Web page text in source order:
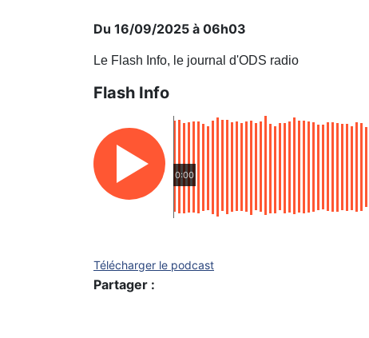
Du 16/09/2025 à 06h03
Le Flash Info, le journal d'ODS radio
Flash Info
0:00
Télécharger le podcast
Partager :